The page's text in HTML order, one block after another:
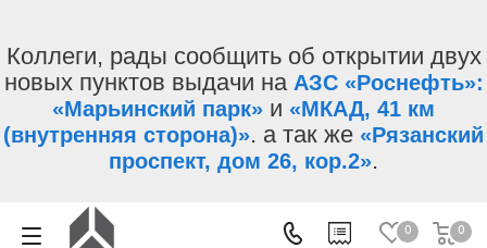
Коллеги, рады сообщить об открытии двух
новых пунктов выдачи на АЗС «Роснефть»:
«Марьинский парк» и «МКАД, 41 км
(внутренняя сторона)». а так же «Рязанский
проспект, дом 26, кор.2».
0 0